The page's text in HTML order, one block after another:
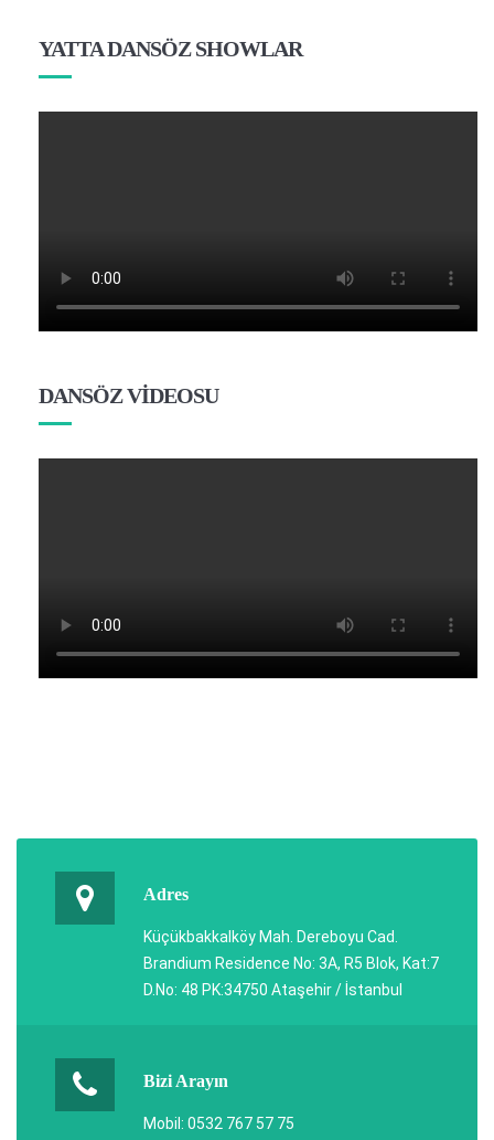
YATTA DANSÖZ SHOWLAR
DANSÖZ VİDEOSU
Adres
Küçükbakkalköy Mah. Dereboyu Cad.
Brandium Residence No: 3A, R5 Blok, Kat:7
D.No: 48 PK:34750 Ataşehir / İstanbul
Bizi Arayın
Mobil: 0532 767 57 75